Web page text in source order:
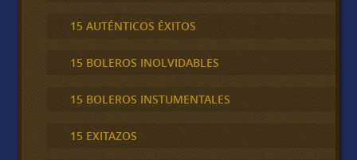
15 AUTÉNTICOS ÉXITOS
15 BOLEROS INOLVIDABLES
15 BOLEROS INSTUMENTALES
15 EXITAZOS